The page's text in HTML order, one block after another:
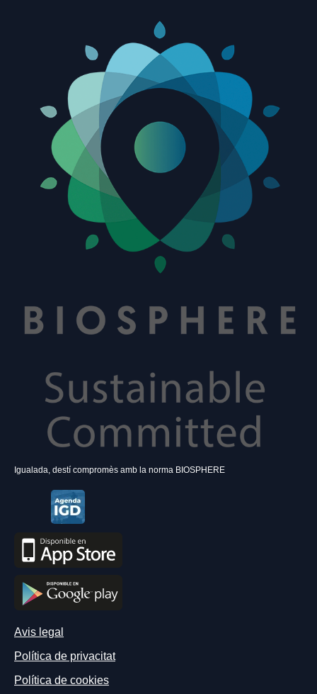
Igualada, destí compromès amb la norma BIOSPHERE
Avis legal
Política de privacitat
Política de cookies